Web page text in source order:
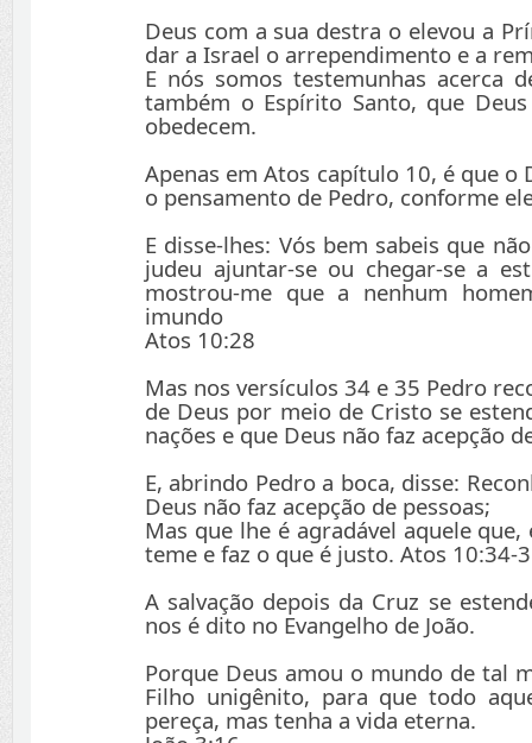
Deus com a sua destra o elevou a
dar a Israel o arrependimento e a
E nós somos testemunhas acerca
também o Espírito Santo, que
obedecem.
Apenas em Atos capítulo 10, é que o
o pensamento de Pedro, conforme
E disse-lhes: Vós bem sabeis que
judeu ajuntar-se ou chegar-se a
mostrou-me que a nenhum
imundo
Atos 10:28
Mas nos versículos 34 e 35 Pedro
de Deus por meio de Cristo se
nações e que Deus não faz acepção
E, abrindo Pedro a boca, disse:
Deus não faz acepção de pessoas;
Mas que lhe é agradável aquele
teme e faz o que é justo. Atos 10:34-
A salvação depois da Cruz se
nos é dito no Evangelho de João.
Porque Deus amou o mundo de tal
Filho unigênito, para que todo
pereça, mas tenha a vida eterna.